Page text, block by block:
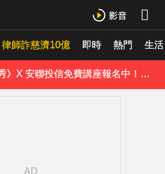
律師詐慈濟10億 即時 熱門 生活
，隨時掌握天下大小事！
《理財達人秀》X 安聯投信免費講座報名中！搶先卡位 2027